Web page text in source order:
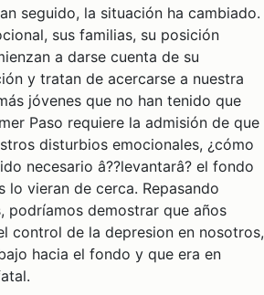
seguido, la situación ha cambiado.
sus familias, su posición
a darse cuenta de su
y tratan de acercarse a nuestra
jóvenes que no han tenido que
Paso requiere la admisión de que
disturbios emocionales, ¿cómo
necesario â??levantarâ? el fondo
vieran de cerca. Repasando
podríamos demostrar que años
control de la depresion en nosotros,
hacia el fondo y que era en